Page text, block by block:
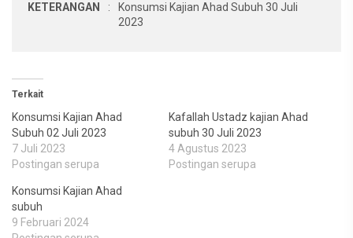
KETERANGAN :
Konsumsi Kajian Ahad Subuh 30 Juli
2023
Terkait
Konsumsi Kajian Ahad
Subuh 02 Juli 2023
7 Juli 2023
Postingan serupa
Kafallah Ustadz kajian Ahad
subuh 30 Juli 2023
4 Agustus 2023
Postingan serupa
Konsumsi Kajian Ahad
subuh
9 Februari 2024